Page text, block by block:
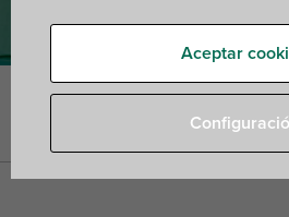
Portada»Walraven Anclajes para
Aceptar